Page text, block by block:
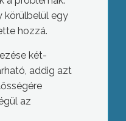
körülbelül egy
hozzá.
két-
addig azt
az